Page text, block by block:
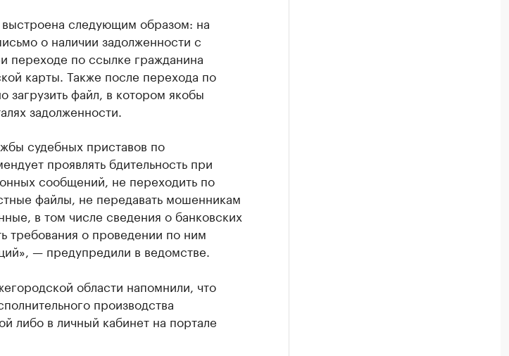
следующим образом: на
о наличии задолженности с
переходе по ссылке гражданина
карты. Также после перехода по
файл, в котором якобы
задолженности.
судебных приставов по
проявлять бдительность при
сообщений, не переходить по
файлы, не передавать мошенникам
в том числе сведения о банковских
требования о проведении по ним
— предупредили в ведомстве.
области напомнили, что
производства
либо в личный кабинет на портале